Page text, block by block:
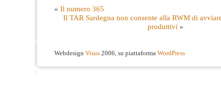
« Il numero 365
Il TAR Sardegna non consente alla RWM di
produttivi »
Webdesign Visus 2006, su piattaforma WordPress